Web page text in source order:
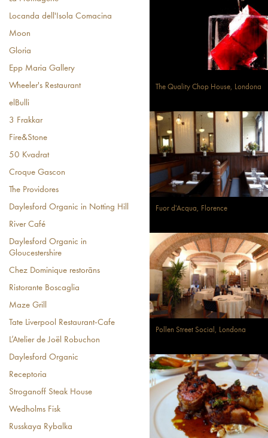
Locanda dell'Isola Comacina
Moon
Gloria
Epp Maria Gallery
Wheeler's Restaurant
elBulli
3 Frakkar
Fire&Stone
50 Kvadrat
Croque Gascon
The Providores
Daylesford Organic in Notting Hill
River Café
Daylesford Organic in
Gloucestershire
Chez Dominique restorāns
Ristorante Boscaglia
Maze Grill
Tate Liverpool Restaurant-Cafe
L’Atelier de Joël Robuchon
Daylesford Organic
Receptoria
Stroganoff Steak House
Wedholms Fisk
Russkaya Rybalka
The Quality Chop House, Londona
Fuor d'Acqua, Florence
Pollen Street Social, Londona